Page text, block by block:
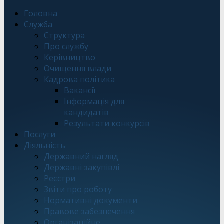
Головна
Служба
Структура
Про службу
Керівництво
Очищення влади
Кадрова політика
Вакансії
Інформація для
кандидатів
Результати конкурсів
Послуги
Діяльність
Державний нагляд
Державні закупівлі
Реєстри
Звіти про роботу
Нормативні документи
Правове забезпечення